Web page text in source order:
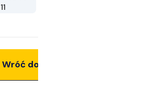
Wróć do aktualności